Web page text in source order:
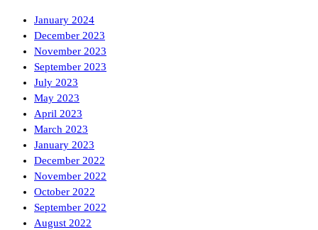
January 2024
December 2023
November 2023
September 2023
July 2023
May 2023
April 2023
March 2023
January 2023
December 2022
November 2022
October 2022
September 2022
August 2022